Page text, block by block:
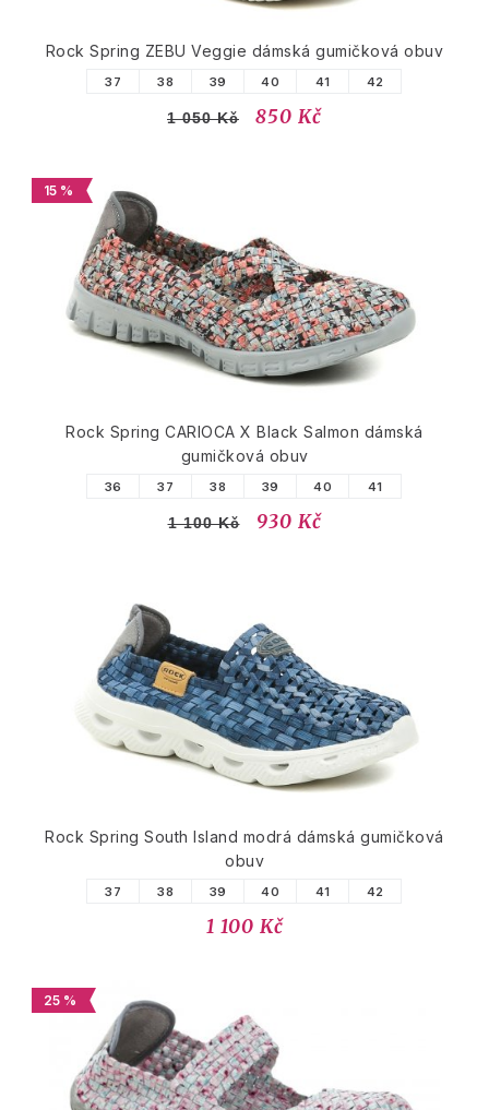
Rock Spring ZEBU Veggie dámská gumičková obuv
37 38 39 40 41 42
1 050 Kč 850 Kč
15 %
Rock Spring CARIOCA X Black Salmon dámská
gumičková obuv
36 37 38 39 40 41
1 100 Kč 930 Kč
Rock Spring South Island modrá dámská gumičková
obuv
37 38 39 40 41 42
1 100 Kč
25 %